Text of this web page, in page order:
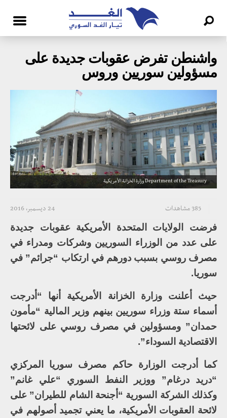
واشنطن تفرض عقوبات جديدة على
مسؤولين سوريين وروس
Department of the Treasury وزارة الخزانة الأمريكية
24 ديسمبر، 2016 385 مشاهدات
فرضت الولايات المتحدة الأمريكية عقوبات جديدة
على عدد من الوزراء السوريين وشركات ومدراء في
مصرف روسي بسبب دورهم في ارتكاب “جرائم” في
سوريا.
حيث أعلنت وزارة الخزانة الأمريكية أنها “أدرجت
أسماء ستة وزراء سوريين بينهم وزير المالية “مأمون
حمدان” ومسؤولين في مصرف روسي على لائحتها
الاقتصادية السوداء”.
كما أدرجت الوزارة حاكم مصرف سوريا المركزي
“دريد درغام” ووزير النفط السوري “علي غانم”
وكذلك الشركة السورية “أجنحة الشام للطيران” على
لائحة العقوبات الأمريكية، ما يعني تجميد أصولهم في